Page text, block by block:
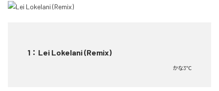
1 ： Lei Lokelani (Remix)
かな3℃